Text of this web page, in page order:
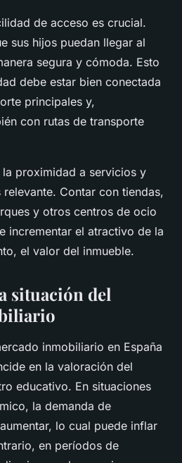
de acceso es crucial.
sus hijos puedan llegar al
segura y cómoda. Esto
debe estar bien conectada
principales y,
con rutas de transporte
la proximidad a servicios y
Contar con tiendas,
y otros centros de ocio
incrementar el atractivo de la
el valor del inmueble.
situación del
inmobiliario en España
en la valoración del
educativo. En situaciones
la demanda de
lo cual puede inflar
en períodos de